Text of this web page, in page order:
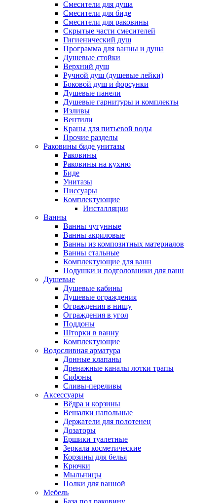
Смесители для душа
Смесители для биде
Смесители для раковины
Скрытые части смесителей
Гигиенический душ
Программа для ванны и душа
Душевые стойки
Верхний душ
Ручной душ (душевые лейки)
Боковой душ и форсунки
Душевые панели
Душевые гарнитуры и комплекты
Изливы
Вентили
Краны для питьевой воды
Прочие разделы
Раковины биде унитазы
Раковины
Раковины на кухню
Биде
Унитазы
Писсуары
Комплектующие
Инсталляции
Ванны
Ванны чугунные
Ванны акриловые
Ванны из композитных материалов
Ванны стальные
Комплектующие для ванн
Подушки и подголовники для ванн
Душевые
Душевые кабины
Душевые ограждения
Ограждения в нишу
Ограждения в угол
Поддоны
Шторки в ванну
Комплектующие
Водосливная арматура
Донные клапаны
Дренажные каналы лотки трапы
Сифоны
Сливы-переливы
Аксессуары
Вёдра и корзины
Вешалки напольные
Держатели для полотенец
Дозаторы
Ершики туалетные
Зеркала косметические
Корзины для белья
Крючки
Мыльницы
Полки для ванной
Мебель
База под раковину